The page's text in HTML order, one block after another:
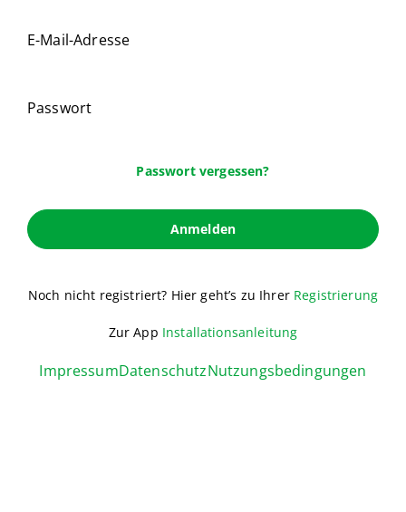
E-Mail-Adresse
Passwort
Passwort vergessen?
Anmelden
Noch nicht registriert? Hier geht’s zu Ihrer Registrierung
Zur App Installationsanleitung
ImpressumDatenschutzNutzungsbedingungen